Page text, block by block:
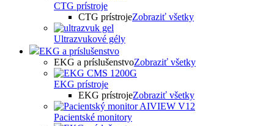
CTG prístroje
CTG prístrojeZobraziť všetky
Ultrazvukové gély
EKG a príslušenstvo
EKG a príslušenstvoZobraziť všetky
EKG prístroje
EKG prístrojeZobraziť všetky
Pacientské monitory